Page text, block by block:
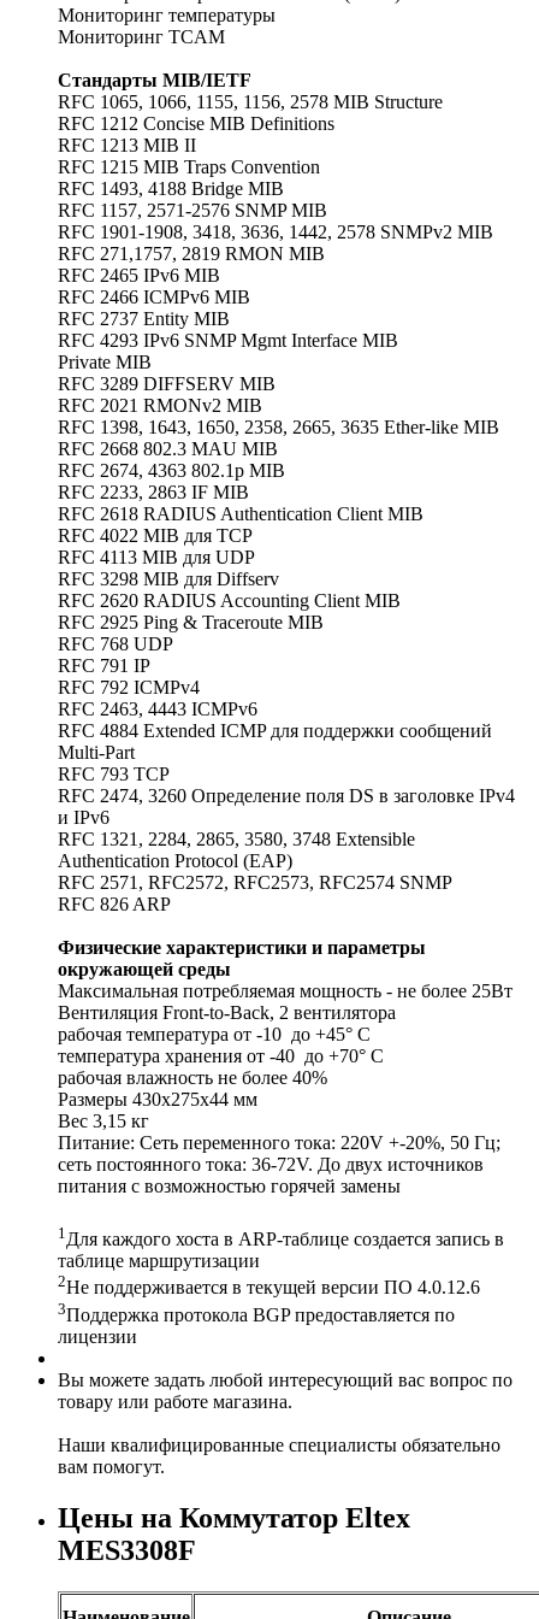
Мониторинг температуры
Мониторинг TCAM
Стандарты MIB/IETF
RFC 1065, 1066, 1155, 1156, 2578 MIB Structure
RFC 1212 Concise MIB Definitions
RFC 1213 MIB II
RFC 1215 MIB Traps Convention
RFC 1493, 4188 Bridge MIB
RFC 1157, 2571-2576 SNMP MIB
RFC 1901-1908, 3418, 3636, 1442, 2578 SNMPv2 MIB
RFC 271,1757, 2819 RMON MIB
RFC 2465 IPv6 MIB
RFC 2466 ICMPv6 MIB
RFC 2737 Entity MIB
RFC 4293 IPv6 SNMP Mgmt Interface MIB
Private MIB
RFC 3289 DIFFSERV MIB
RFC 2021 RMONv2 MIB
RFC 1398, 1643, 1650, 2358, 2665, 3635 Ether-like MIB
RFC 2668 802.3 MAU MIB
RFC 2674, 4363 802.1p MIB
RFC 2233, 2863 IF MIB
RFC 2618 RADIUS Authentication Client MIB
RFC 4022 MIB для TCP
RFC 4113 MIB для UDP
RFC 3298 MIB для Diffserv
RFC 2620 RADIUS Accounting Client MIB
RFC 2925 Ping & Traceroute MIB
RFC 768 UDP
RFC 791 IP
RFC 792 ICMPv4
RFC 2463, 4443 ICMPv6
RFC 4884 Extended ICMP для поддержки сообщений
Multi-Part
RFC 793 TCP
RFC 2474, 3260 Определение поля DS в заголовке IPv4
и IPv6
RFC 1321, 2284, 2865, 3580, 3748 Extensible
Authentication Protocol (EAP)
RFC 2571, RFC2572, RFC2573, RFC2574 SNMP
RFC 826 ARP
Физические характеристики и параметры
окружающей среды
Максимальная потребляемая мощность - не более 25Вт
Вентиляция Front-to-Back, 2 вентилятора
рабочая температура от -10 до +45° С
температура хранения от -40 до +70° С
рабочая влажность не более 40%
Размеры 430x275x44 мм
Вес 3,15 кг
Питание: Сеть переменного тока: 220V +-20%, 50 Гц;
сеть постоянного тока: 36-72V. До двух источников
питания с возможностью горячей замены
1 Для каждого хоста в ARP-таблице создается запись в
таблице маршрутизации
2Не поддерживается в текущей версии ПО 4.0.12.6
3Поддержка протокола BGP предоставляется по
лицензии
Вы можете задать любой интересующий вас вопрос по
товару или работе магазина.
Наши квалифицированные специалисты обязательно
вам помогут.
Цены на Коммутатор Eltex
MES3308F